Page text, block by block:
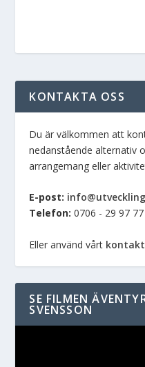
KONTAKTA OSS
Du är välkommen att
nedanstående alternativ
arrangemang eller
E-post:
Telefon: 0706 - 29 97 77
Eller använd vårt
SE FILMEN
SVENSSON